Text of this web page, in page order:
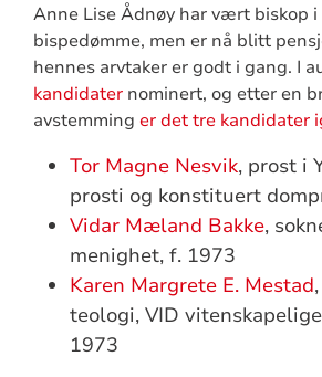
Anne Lise Ådnøy har vært biskop i
bispedømme, men er nå blitt
hennes arvtaker er godt i gang. I
kandidaternominert, og etter en
avstemming er det tre kandidater
Tor Magne Nesvik, prost i
prosti og konstituert
Vidar Mæland Bakke,
menighet, f. 1973
Karen Margrete E. Mestad
teologi, VID
1973